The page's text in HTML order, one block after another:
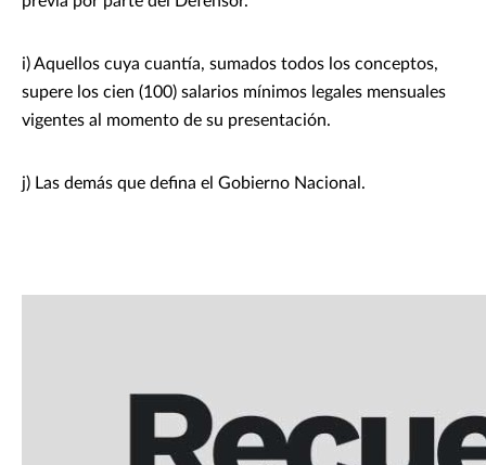
i) Aquellos cuya cuantía, sumados todos los conceptos,
supere los cien (100) salarios mínimos legales mensuales
vigentes al momento de su presentación.
j) Las demás que defina el Gobierno Nacional.